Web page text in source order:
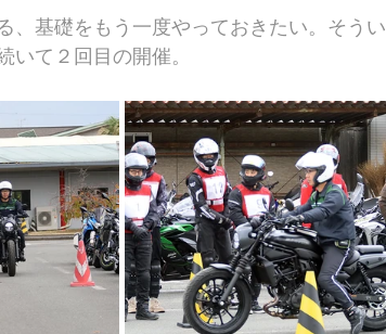
、基礎をもう一度やっておきたい。そうい
いて２回目の開催。